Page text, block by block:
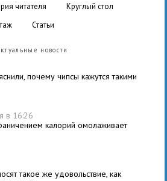
читателя
круглый стол
статьи
новости
почему чипсы кажутся такими
в 16:26
калорий омолаживает
такое же удовольствие, как